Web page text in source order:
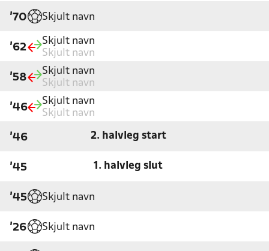
'70 Skjult navn
'62
Skjult navn
Skjult navn
'58
Skjult navn
Skjult navn
'46
Skjult navn
Skjult navn
'46 2. halvleg start
'45 1. halvleg slut
'45 Skjult navn
'26 Skjult navn